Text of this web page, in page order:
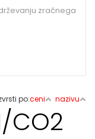
zračnega
po:ceni nazivu
CO2